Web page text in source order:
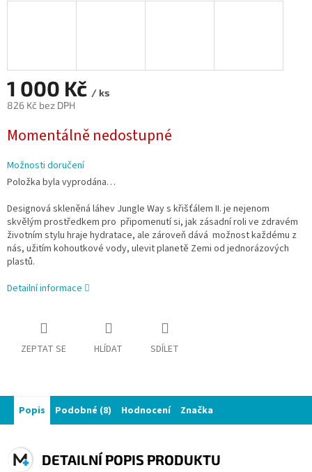
1 000 Kč / ks
826 Kč bez DPH
cena:
Momentálně nedostupné
Možnosti doručení
Položka byla vyprodána…
Designová skleněná láhev Jungle Way s křišťálem II. je nejenom
skvělým prostředkem pro připomenutí si, jak zásadní roli ve zdravém
životním stylu hraje hydratace, ale zároveň dává možnost každému z
nás, užitím kohoutkové vody, ulevit planetě Zemi od jednorázových
plastů.
Detailní informace
ZEPTAT SE HLÍDAT SDÍLET
Popis Podobné (8) Hodnocení Značka
DETAILNÍ POPIS PRODUKTU